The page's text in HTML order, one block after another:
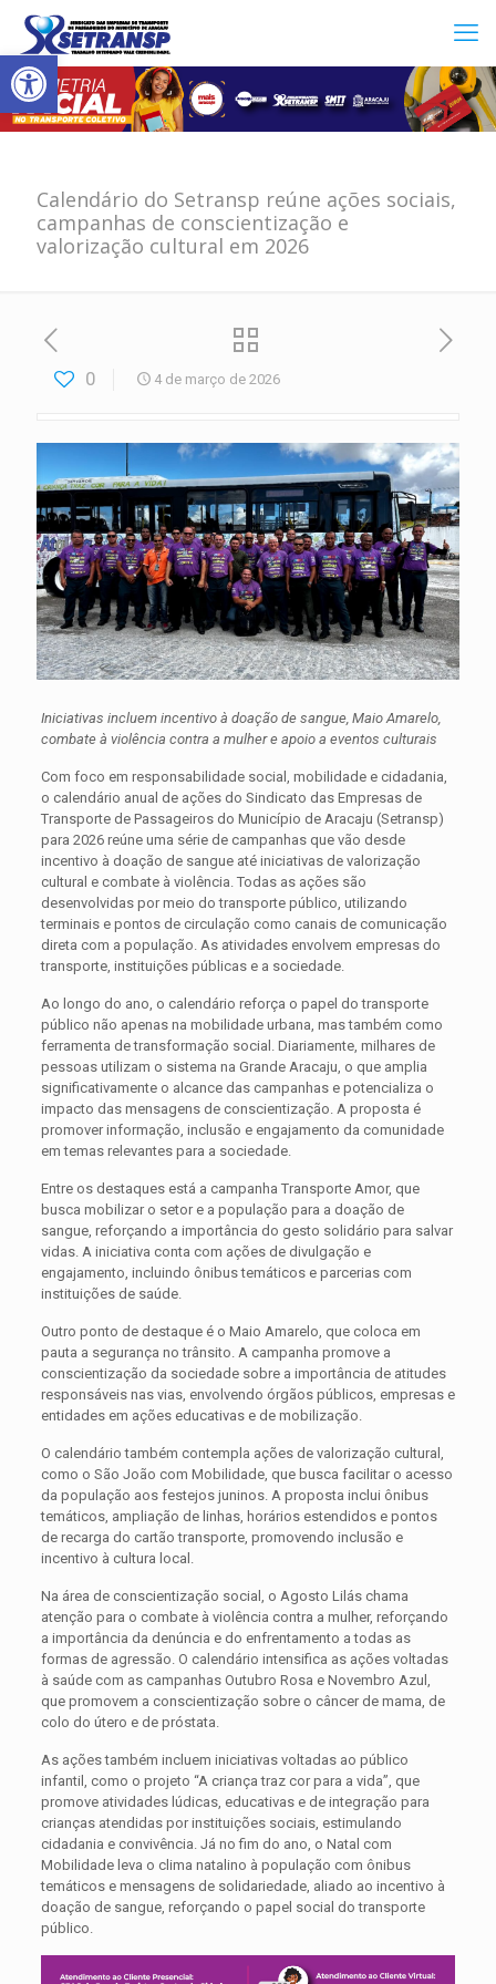
Abrir a barra de ferramentas
Calendário do Setransp reúne ações sociais,
campanhas de conscientização e
valorização cultural em 2026
0 4 de março de 2026
Iniciativas incluem incentivo à doação de sangue, Maio Amarelo,
combate à violência contra a mulher e apoio a eventos culturais
Com foco em responsabilidade social, mobilidade e cidadania,
o calendário anual de ações do Sindicato das Empresas de
Transporte de Passageiros do Município de Aracaju (Setransp)
para 2026 reúne uma série de campanhas que vão desde
incentivo à doação de sangue até iniciativas de valorização
cultural e combate à violência. Todas as ações são
desenvolvidas por meio do transporte público, utilizando
terminais e pontos de circulação como canais de comunicação
direta com a população. As atividades envolvem empresas do
transporte, instituições públicas e a sociedade.
Ao longo do ano, o calendário reforça o papel do transporte
público não apenas na mobilidade urbana, mas também como
ferramenta de transformação social. Diariamente, milhares de
pessoas utilizam o sistema na Grande Aracaju, o que amplia
significativamente o alcance das campanhas e potencializa o
impacto das mensagens de conscientização. A proposta é
promover informação, inclusão e engajamento da comunidade
em temas relevantes para a sociedade.
Entre os destaques está a campanha Transporte Amor, que
busca mobilizar o setor e a população para a doação de
sangue, reforçando a importância do gesto solidário para salvar
vidas. A iniciativa conta com ações de divulgação e
engajamento, incluindo ônibus temáticos e parcerias com
instituições de saúde.
Outro ponto de destaque é o Maio Amarelo, que coloca em
pauta a segurança no trânsito. A campanha promove a
conscientização da sociedade sobre a importância de atitudes
responsáveis nas vias, envolvendo órgãos públicos, empresas e
entidades em ações educativas e de mobilização.
O calendário também contempla ações de valorização cultural,
como o São João com Mobilidade, que busca facilitar o acesso
da população aos festejos juninos. A proposta inclui ônibus
temáticos, ampliação de linhas, horários estendidos e pontos
de recarga do cartão transporte, promovendo inclusão e
incentivo à cultura local.
Na área de conscientização social, o Agosto Lilás chama
atenção para o combate à violência contra a mulher, reforçando
a importância da denúncia e do enfrentamento a todas as
formas de agressão. O calendário intensifica as ações voltadas
à saúde com as campanhas Outubro Rosa e Novembro Azul,
que promovem a conscientização sobre o câncer de mama, de
colo do útero e de próstata.
As ações também incluem iniciativas voltadas ao público
infantil, como o projeto “A criança traz cor para a vida”, que
promove atividades lúdicas, educativas e de integração para
crianças atendidas por instituições sociais, estimulando
cidadania e convivência. Já no fim do ano, o Natal com
Mobilidade leva o clima natalino à população com ônibus
temáticos e mensagens de solidariedade, aliado ao incentivo à
doação de sangue, reforçando o papel social do transporte
público.